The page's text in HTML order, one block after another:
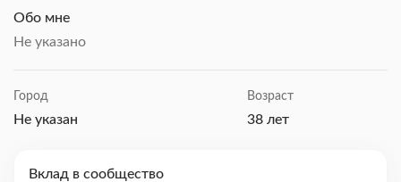
Обо мне
Не указано
Город
Не указан
Возраст
38 лет
Вклад в сообщество